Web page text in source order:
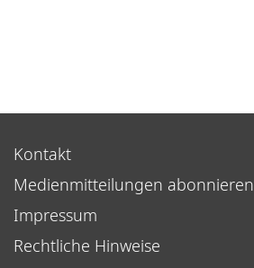
Kontakt
Medienmitteilungen abonnieren
Impressum
Rechtliche Hinweise